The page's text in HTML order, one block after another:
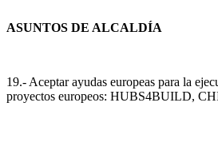
ASUNTOS DE ALCALDÍA
19.- Aceptar ayudas europeas para la
proyectos europeos: HUBS4BUILD,